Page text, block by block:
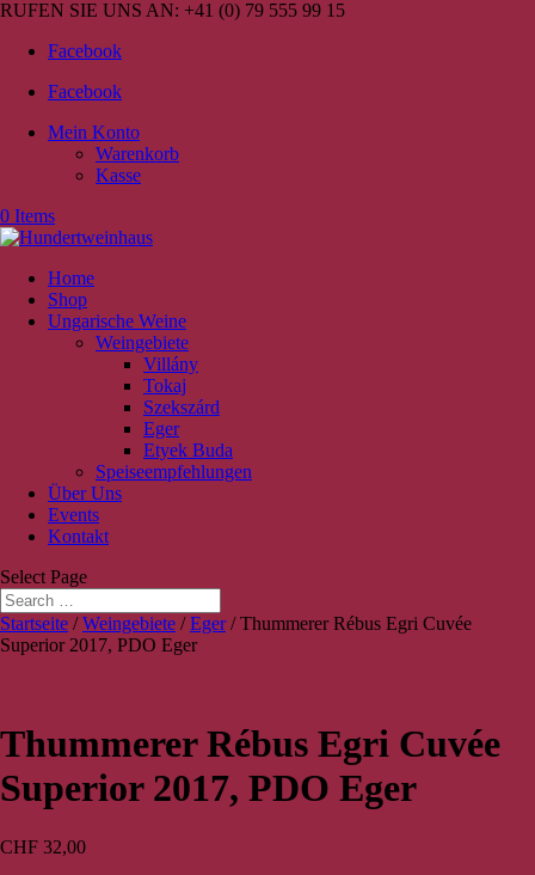
RUFEN SIE UNS AN: +41 (0) 79 555 99 15
Facebook
Facebook
Mein Konto
Warenkorb
Kasse
0 Items
Home
Shop
Ungarische Weine
Weingebiete
Villány
Tokaj
Szekszárd
Eger
Etyek Buda
Speiseempfehlungen
Über Uns
Events
Kontakt
Select Page
Startseite /Weingebiete /Eger/ Thummerer Rébus Egri Cuvée
Superior 2017, PDO Eger
Thummerer Rébus Egri Cuvée
Superior 2017, PDO Eger
CHF 32,00